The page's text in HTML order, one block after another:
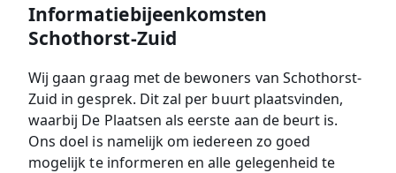
Informatiebijeenkomsten
Schothorst-Zuid
Wij gaan graag met de bewoners van Schothorst-
Zuid in gesprek. Dit zal per buurt plaatsvinden,
waarbij De Plaatsen als eerste aan de beurt is.
Ons doel is namelijk om iedereen zo goed
mogelijk te informeren en alle gelegenheid te